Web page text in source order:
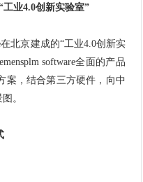
工业4.0创新实验室”
北京建成的“工业4.0创新实
software全面的产品
案，结合第三方硬件，向中
。